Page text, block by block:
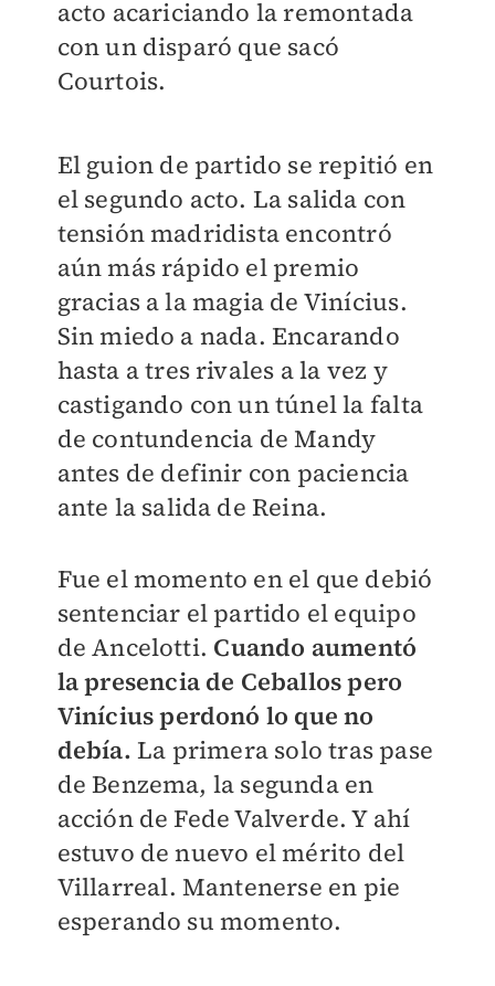
acto acariciando la remontada
con un disparó que sacó
Courtois.
El guion de partido se repitió en
el segundo acto. La salida con
tensión madridista encontró
aún más rápido el premio
gracias a la magia de Vinícius.
Sin miedo a nada. Encarando
hasta a tres rivales a la vez y
castigando con un túnel la falta
de contundencia de Mandy
antes de definir con paciencia
ante la salida de Reina.
Fue el momento en el que debió
sentenciar el partido el equipo
de Ancelotti. Cuando aumentó
la presencia de Ceballos pero
Vinícius perdonó lo que no
debía. La primera solo tras pase
de Benzema, la segunda en
acción de Fede Valverde. Y ahí
estuvo de nuevo el mérito del
Villarreal. Mantenerse en pie
esperando su momento.